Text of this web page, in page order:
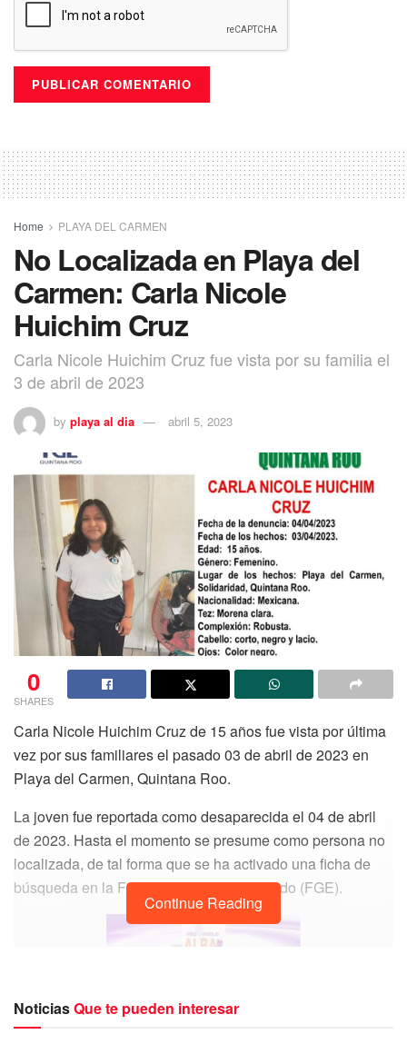
Home PLAYA DEL CARMEN
No Localizada en Playa del
Carmen: Carla Nicole
Huichim Cruz
Carla Nicole Huichim Cruz fue vista por su familia el
3 de abril de 2023
by playa al dia abril 5, 2023
0
SHARES
Carla Nicole Huichim Cruz de 15 años fue vista por última
vez por sus familiares el pasado 03 de abril de 2023 en
Playa del Carmen, Quintana Roo.
La joven fue reportada como desaparecida el 04 de abril
de 2023. Hasta el momento se presume como persona no
localizada, de tal forma que se ha activado una ficha de
búsqueda en la Fiscalía General del Estado (FGE).
Continue Reading
NoticiasQue te pueden interesar